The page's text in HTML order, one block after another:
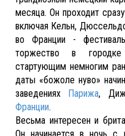
месяца. Он проходит
включая Кельн,
во Франции -
торжество в
стартующим немногим
даты «божоле нуво»
заведениях Парижа,
Франции.
Весьма интересен и